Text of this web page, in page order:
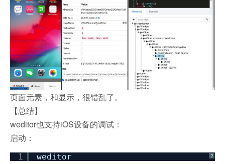
页面元素，和显示，很错乱了。
【总结】
weditor也支持iOS设备的调试：
启动：
?
1 weditor